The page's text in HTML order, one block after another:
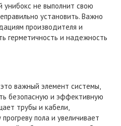
унибокс не выполнит свою
установить. Важно
производителя и
герметичность и надежность
важный элемент системы,
безопасную и эффективную
трубы и кабели,
пола и увеличивает